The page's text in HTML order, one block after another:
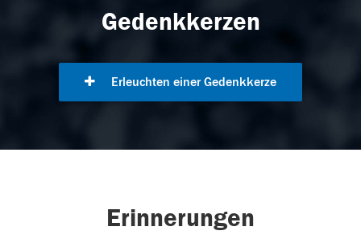
Gedenkkerzen
Erleuchten einer Gedenkkerze
Erinnerungen